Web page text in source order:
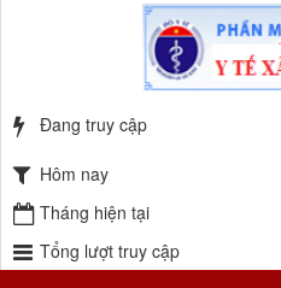
Đang truy cập
Hôm nay
Tháng hiện tại
Tổng lượt truy cập